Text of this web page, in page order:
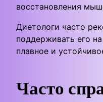
восстановления
Диетологи часто
поддерживать его
плавное и
Часто